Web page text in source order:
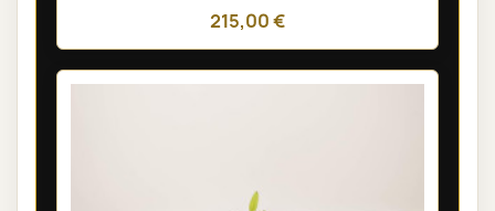
215,00 €